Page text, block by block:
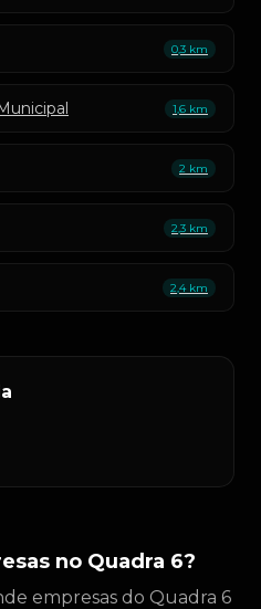
0,3 km
1,6 km
2 km
2,3 km
2,4 km
no Quadra 6?
empresas do Quadra 6